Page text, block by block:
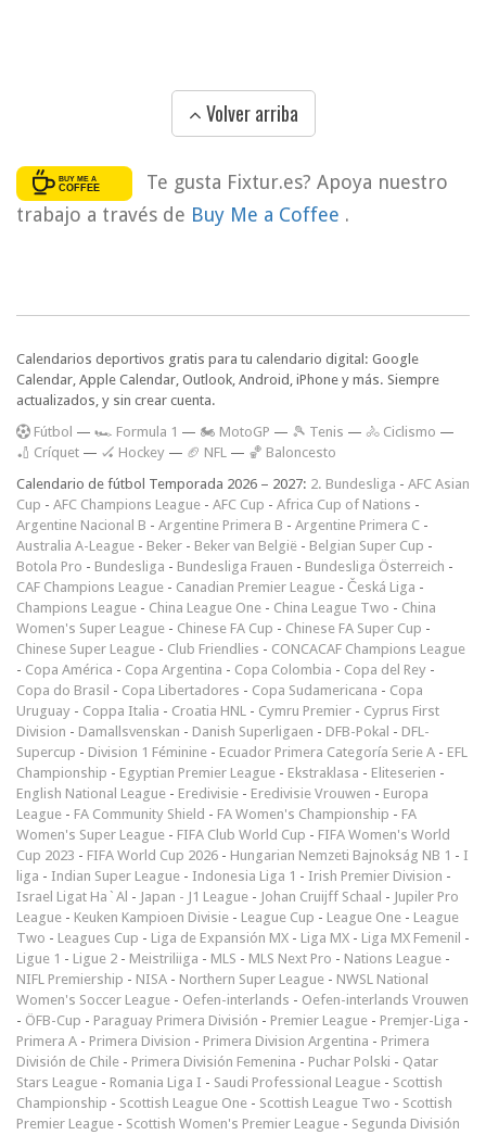
Volver arriba
Te gusta Fixtur.es? Apoya nuestro
trabajo a través de Buy Me a Coffee .
Calendarios deportivos gratis para tu calendario digital: Google
Calendar, Apple Calendar, Outlook, Android, iPhone y más. Siempre
actualizados, y sin crear cuenta.
Fútbol — 🏎️ Formula 1 — 🏍 MotoGP — 🎾 Tenis — 🚴 Ciclismo —
🏏 Críquet — 🏑 Hockey — 🏈 NFL — 🏀 Baloncesto
Calendario de fútbol Temporada 2026 – 2027: 2. Bundesliga - AFC Asian
Cup - AFC Champions League - AFC Cup - Africa Cup of Nations -
Argentine Nacional B - Argentine Primera B - Argentine Primera C -
Australia A-League - Beker - Beker van België - Belgian Super Cup -
Botola Pro - Bundesliga - Bundesliga Frauen - Bundesliga Österreich -
CAF Champions League - Canadian Premier League - Česká Liga -
Champions League - China League One - China League Two - China
Women's Super League - Chinese FA Cup - Chinese FA Super Cup -
Chinese Super League - Club Friendlies - CONCACAF Champions League
- Copa América - Copa Argentina - Copa Colombia - Copa del Rey -
Copa do Brasil - Copa Libertadores - Copa Sudamericana - Copa
Uruguay - Coppa Italia - Croatia HNL - Cymru Premier - Cyprus First
Division - Damallsvenskan - Danish Superligaen - DFB-Pokal - DFL-
Supercup - Division 1 Féminine - Ecuador Primera Categoría Serie A - EFL
Championship - Egyptian Premier League - Ekstraklasa - Eliteserien -
English National League - Eredivisie - Eredivisie Vrouwen - Europa
League - FA Community Shield - FA Women's Championship - FA
Women's Super League - FIFA Club World Cup - FIFA Women's World
Cup 2023 - FIFA World Cup 2026 - Hungarian Nemzeti Bajnokság NB 1 - I
liga - Indian Super League - Indonesia Liga 1 - Irish Premier Division -
Israel Ligat Ha`Al - Japan - J1 League - Johan Cruijff Schaal - Jupiler Pro
League - Keuken Kampioen Divisie - League Cup - League One - League
Two - Leagues Cup - Liga de Expansión MX - Liga MX - Liga MX Femenil -
Ligue 1 - Ligue 2 - Meistriliiga - MLS - MLS Next Pro - Nations League -
NIFL Premiership - NISA - Northern Super League - NWSL National
Women's Soccer League - Oefen-interlands - Oefen-interlands Vrouwen
- ÖFB-Cup - Paraguay Primera División - Premier League - Premjer-Liga -
Primera A - Primera Division - Primera Division Argentina - Primera
División de Chile - Primera División Femenina - Puchar Polski - Qatar
Stars League - Romania Liga I - Saudi Professional League - Scottish
Championship - Scottish League One - Scottish League Two - Scottish
Premier League - Scottish Women's Premier League - Segunda División